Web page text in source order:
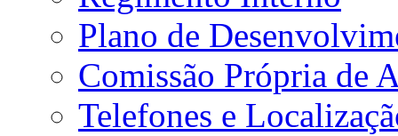
Plano de
Comissão Própria de
Telefones e